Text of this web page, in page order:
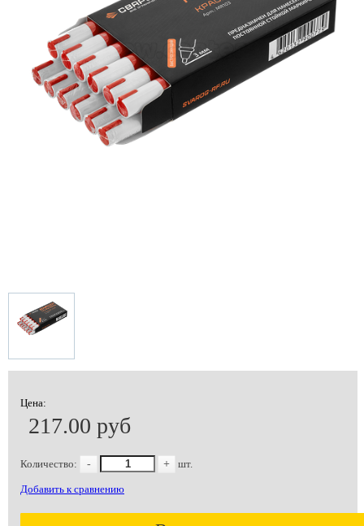
Цена:
217.00 руб
Количество: - + шт.
Добавить к сравнению